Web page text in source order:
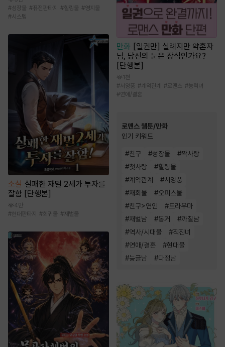
#성장물 #퓨전판타지 # 힐링물 #영지물
#시스템
소설 실패한 재벌 2세가 투자를
잘함 [단행본]
4만
#현대판타지 #회귀물 # 재벌물
만화 [일권만] 실례지만 약혼자
님, 당신의 눈은 장식인가요?
[단행본]
1천
#서양풍 #계약관계 #로맨스 #능력녀
#연애/결혼
로맨스 웹툰/만화
인기 키워드
#친구 #성장물 #짝사랑
#첫사랑 #힐링물
#계약관계 #서양풍
#재회물 #오피스물
#친구>연인 #트라우마
#재벌남 #동거 #까칠남
#역사/시대물 #직진녀
#연애/결혼 #현대물
#능글남 #다정남